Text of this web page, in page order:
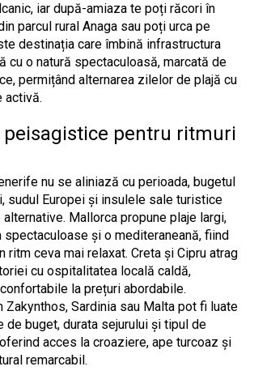
iar după-amiaza te poți răcori în
parcul rural Anaga sau poți urca pe
destinația care îmbină infrastructura
cu o natură spectaculoasă, marcată de
permițând alternarea zilelor de plajă cu
activă.
pentru ritmuri
nu se aliniază cu perioada, bugetul
sudul Europei și insulele sale turistice
Mallorca propune plaje largi,
și o mediteraneană, fiind
ritm ceva mai relaxat. Creta și Cipru atrag
cu ospitalitatea locală caldă,
la prețuri abordabile.
Zakynthos, Sardinia sau Malta pot fi luate
de buget, durata sejurului și tipul de
acces la croaziere, ape turcoaz și
remarcabil.